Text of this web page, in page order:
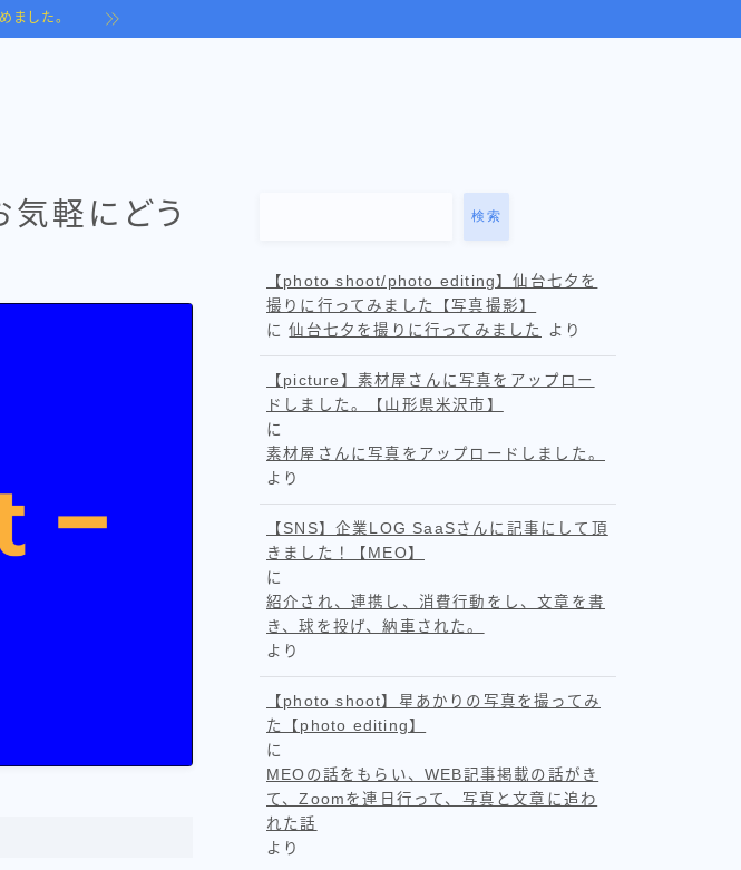
ました。
気軽にどう
検索
【photo shoot/photo editing】仙台七夕を
撮りに行ってみました【写真撮影】
に仙台七夕を撮りに行ってみました より
【picture】素材屋さんに写真をアップロー
ドしました。【山形県米沢市】
に
素材屋さんに写真をアップロードしました。
より
【SNS】企業LOG SaaSさんに記事にして頂
きました！【MEO】
に
紹介され、連携し、消費行動をし、文章を書
き、球を投げ、納車された。
より
【photo shoot】星あかりの写真を撮ってみ
た【photo editing】
に
MEOの話をもらい、WEB記事掲載の話がき
て、Zoomを連日行って、写真と文章に追わ
れた話
より